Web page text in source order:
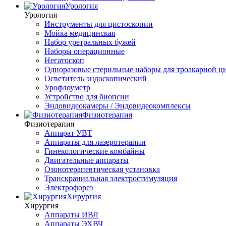
Урология
Урология
Инструменты для цистоскопии
Мойка медицинская
Набор уретральных бужей
Наборы операционные
Негатоскоп
Одноразовые стерильные наборы для троакарной
Осветитель эндоскопический
Урофлоуметр
Устройство для биопсии
Эндовидеокамеры / Эндовидеокомплексы
Физиотерапия
Физиотерапия
Аппарат УВТ
Аппараты для лазеротерапии
Гинекологические комбайны
Двигательные аппараты
Озонотерапевтическая установка
Транскраниальная электростимуляция
Электрофорез
Хирургия
Хирургия
Аппараты ИВЛ
Аппараты ЭХВЧ